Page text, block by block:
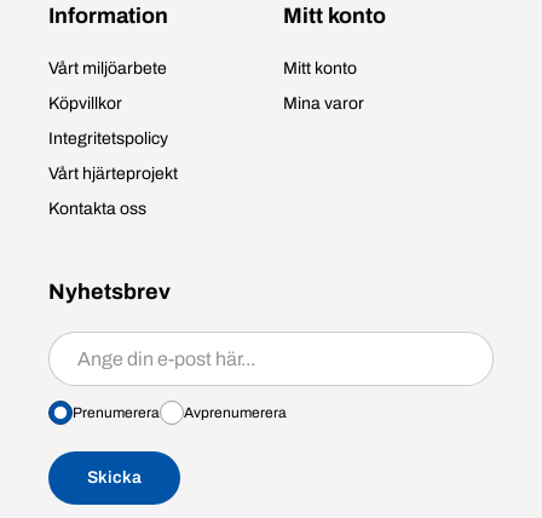
Information
Vårt miljöarbete
Köpvillkor
Integritetspolicy
Vårt hjärteprojekt
Kontakta oss
Mitt konto
Mitt konto
Mina varor
Nyhetsbrev
Prenumerera/avprenumerera
Prenumerera Avprenumerera
Skicka